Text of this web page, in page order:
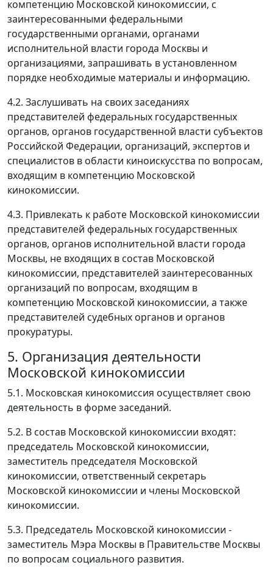
компетенцию Московской кинокомиссии, с
заинтересованными федеральными
государственными органами, органами
исполнительной власти города Москвы и
организациями, запрашивать в установленном
порядке необходимые материалы и информацию.
4.2. Заслушивать на своих заседаниях
представителей федеральных государственных
органов, органов государственной власти субъектов
Российской Федерации, организаций, экспертов и
специалистов в области киноискусства по вопросам,
входящим в компетенцию Московской
кинокомиссии.
4.3. Привлекать к работе Московской кинокомиссии
представителей федеральных государственных
органов, органов исполнительной власти города
Москвы, не входящих в состав Московской
кинокомиссии, представителей заинтересованных
организаций по вопросам, входящим в
компетенцию Московской кинокомиссии, а также
представителей судебных органов и органов
прокуратуры.
5. Организация деятельности
Московской кинокомиссии
5.1. Московская кинокомиссия осуществляет свою
деятельность в форме заседаний.
5.2. В состав Московской кинокомиссии входят:
председатель Московской кинокомиссии,
заместитель председателя Московской
кинокомиссии, ответственный секретарь
Московской кинокомиссии и члены Московской
кинокомиссии.
5.3. Председатель Московской кинокомиссии -
заместитель Мэра Москвы в Правительстве Москвы
по вопросам социального развития.